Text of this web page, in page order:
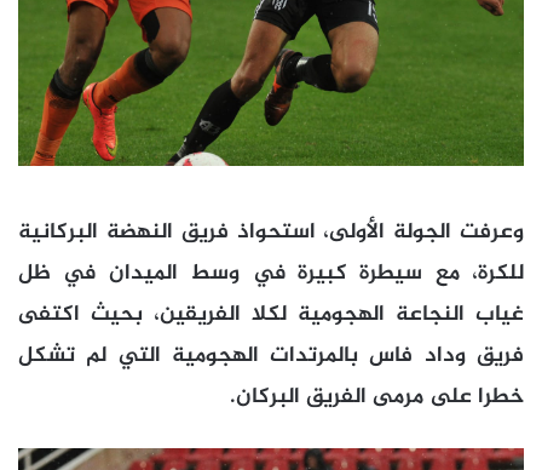
وعرفت الجولة الأولى، استحواذ فريق النهضة البركانية
للكرة، مع سيطرة كبيرة في وسط الميدان في ظل
غياب النجاعة الهجومية لكلا الفريقين، بحيث اكتفى
فريق وداد فاس بالمرتدات الهجومية التي لم تشكل
خطرا على مرمى الفريق البركان.